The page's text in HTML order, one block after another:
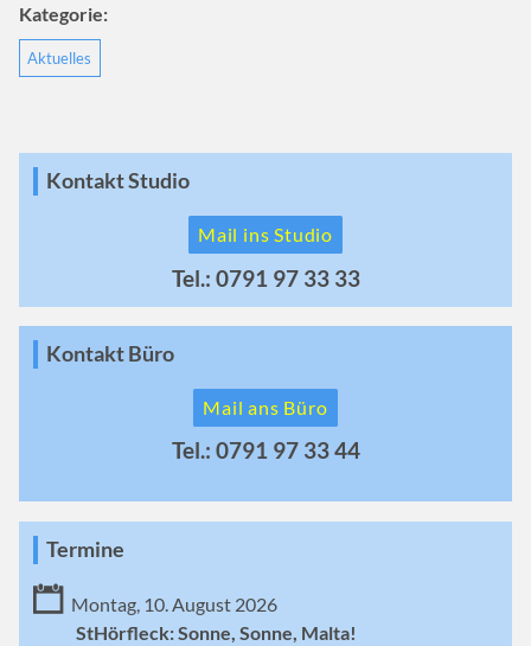
Kategorie:
Aktuelles
Kontakt Studio
Mail ins Studio
Tel.: 0791 97 33 33
Kontakt Büro
Mail ans Büro
Tel.: 0791 97 33 44
Termine
Montag, 10. August 2026
StHörfleck: Sonne, Sonne, Malta!